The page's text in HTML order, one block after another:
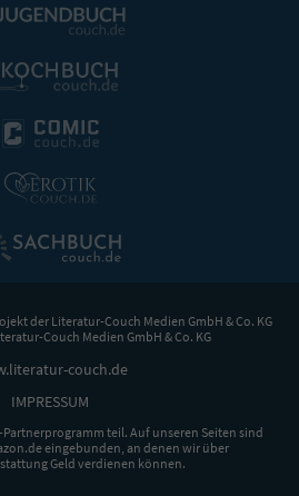
derLiteratur-Couch Medien GmbH & Co. KG
Couch Medien GmbH & Co. KG
couch.de
IMPRESSUM
Partnerprogramm teil. Auf unseren Seiten sind
eingebunden, an denen wir über
Geld verdienen können.